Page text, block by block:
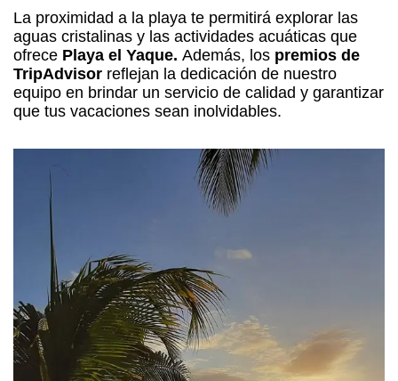
La proximidad a la playa te permitirá explorar las
aguas cristalinas y las actividades acuáticas que
ofrece Playa el Yaque. Además, los premios de
TripAdvisor reflejan la dedicación de nuestro
equipo en brindar un servicio de calidad y garantizar
que tus vacaciones sean inolvidables.